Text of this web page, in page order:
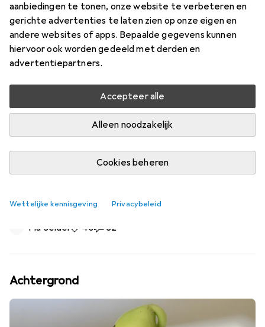
aanbiedingen te tonen, onze website te verbeteren en
gerichte advertenties te laten zien op onze eigen en
andere websites of apps. Bepaalde gegevens kunnen
hiervoor ook worden gedeeld met derden en
advertentiepartners.
Accepteer alle
Alleen noodzakelijk
Cookies beheren
Wettelijke kennisgeving Privacybeleid
AD bezoekt Bill Kaulitz - en laat de
zien
Pia Seidel40 Likes
4032 Reacties
32
Achtergrond